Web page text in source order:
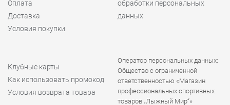
Оплата
Доставка
Условия покупки
обработки персональных
данных
Клубные карты
Как использовать промокод
Условия возврата товара
Оператор персональных данных:
Общество с ограниченной
ответственностью «Магазин
профессиональных спортивных
товаров „Лыжный Мир“»